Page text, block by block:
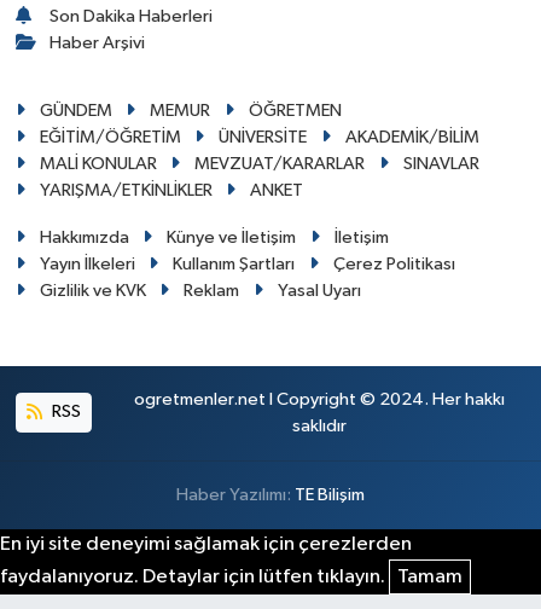
Son Dakika Haberleri
Haber Arşivi
GÜNDEM MEMUR
ÖĞRETMEN
EĞİTİM/ÖĞRETİM
ÜNİVERSİTE
AKADEMİK/BİLİM
MALİ KONULAR
MEVZUAT/KARARLAR
SINAVLAR
YARIŞMA/ETKİNLİKLER
ANKET
Hakkımızda Künye ve İletişim
İletişim
Yayın İlkeleri
Kullanım Şartları
Çerez Politikası
Gizlilik ve KVK
Reklam Yasal Uyarı
RSS
ogretmenler.net I Copyright © 2024. Her hakkı
saklıdır
Haber Yazılımı: TE Bilişim
En iyi site deneyimi sağlamak için çerezlerden
faydalanıyoruz. Detaylar için lütfen tıklayın.
Tamam